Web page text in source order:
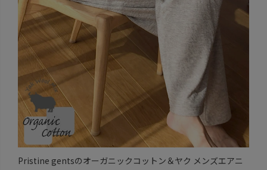
Pristine gentsのオーガニックコットン＆ヤク メンズエアニ